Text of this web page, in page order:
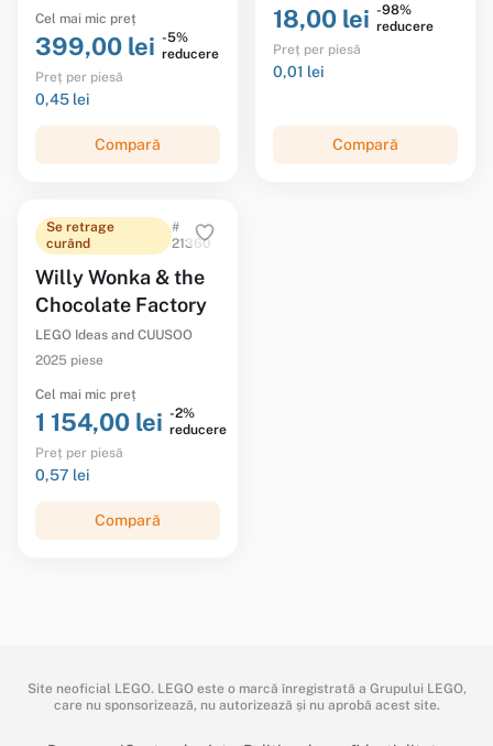
Cel mai mic preț
399,00 lei -5%
reducere
Preț per piesă
0,45 lei
Compară
18,00 lei -98%
reducere
Preț per piesă
0,01 lei
Compară
Se retrage
curând
#
21360
Willy Wonka & the
Chocolate Factory
LEGO Ideas and CUUSOO
2025 piese
Cel mai mic preț
1 154,00 lei -2%
reducere
Preț per piesă
0,57 lei
Compară
Site neoficial LEGO. LEGO este o marcă înregistrată a Grupului LEGO,
care nu sponsorizează, nu autorizează și nu aprobă acest site.